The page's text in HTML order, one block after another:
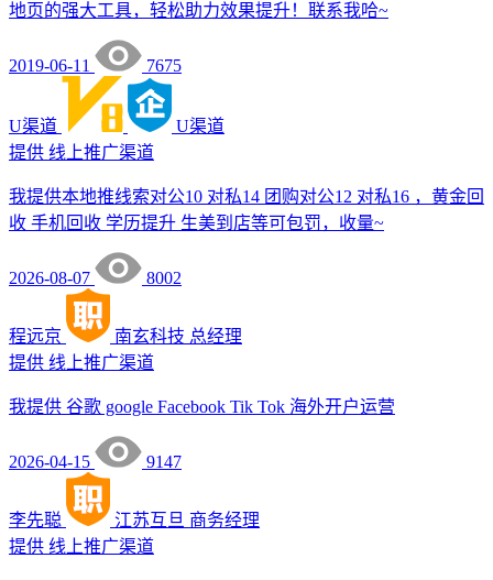
地页的强大工具，轻松助力效果提升！联系我哈~
2019-06-11 7675
U渠道
U渠道
提供 线上推广渠道
我提供本地推线索对公10 对私14 团购对公12 对私16 ，黄金回
收 手机回收 学历提升 生美到店等可包罚，收量~
2026-08-07 8002
程远京 南玄科技 总经理
提供 线上推广渠道
我提供 谷歌 google Facebook Tik Tok 海外开户运营
2026-04-15 9147
李先聪 江苏互旦 商务经理
提供 线上推广渠道